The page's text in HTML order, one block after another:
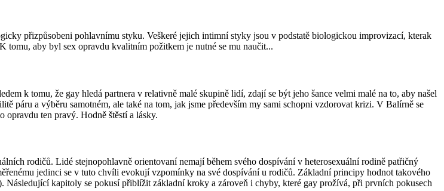
přizpůsobeni pohlavnímu styku. Veškeré jejich intimní styky jsou v podstatě biologickou improvizací, kterak
aby byl sex opravdu kvalitním požitkem je nutné se mu naučit...
k tomu, že gay hledá partnera v relativně malé skupině lidí, zdají se být jeho šance velmi malé na to, aby našel
páru a výběru samotném, ale také na tom, jak jsme především my sami schopni vzdorovat krizi. V Balírně se
opravdu ten pravý. Hodně štěstí a lásky.
rodičů. Lidé stejnopohlavně orientovaní nemají během svého dospívání v heterosexuální rodině patřičný
jedinci se v tuto chvíli evokují vzpomínky na své dospívání u rodičů. Základní principy hodnot takového
kapitoly se pokusí přiblížit základní kroky a zároveň i chyby, které gay prožívá, při prvních pokusech